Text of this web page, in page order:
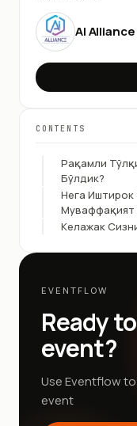
AI Alliance
CONTENTS
Рақамли
Бўлдик?
Нега
Муваффақият
Келажак
EVENTFLOW
Ready
event?
Use Eventflow
event